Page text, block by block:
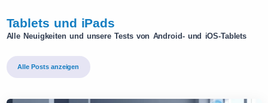
Tablets und iPads
Alle Neuigkeiten und unsere Tests von Android- und iOS-Tablets
Alle Posts anzeigen